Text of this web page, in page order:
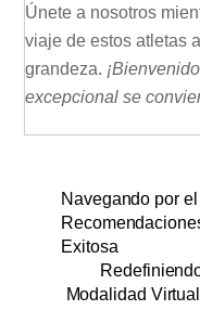
Únete a nosotros
viaje de estos atletas
grandeza.
excepcional se
Navegando por
Exitosa
Modalidad